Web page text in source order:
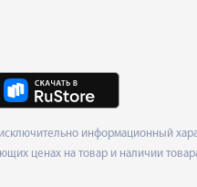
информационный
ценах на товар и наличии